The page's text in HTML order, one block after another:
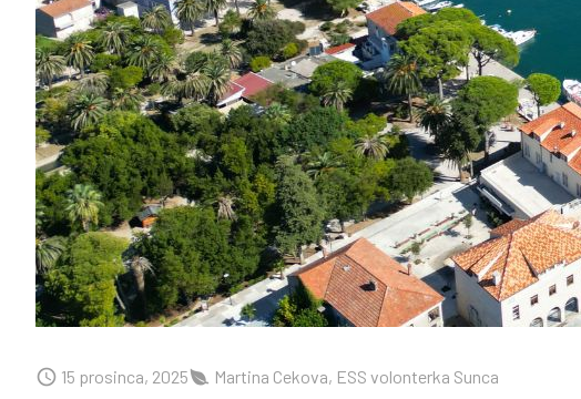
15 prosinca, 2025 Martina Cekova, ESS volonterka Sunca